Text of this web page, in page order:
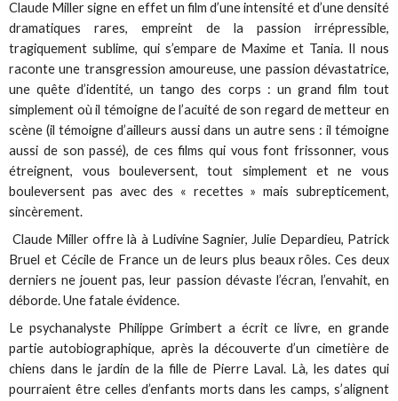
Claude Miller signe en effet un film d’une intensité et d’une densité
dramatiques rares, empreint de la passion irrépressible,
tragiquement sublime, qui s’empare de Maxime et Tania. Il nous
raconte une transgression amoureuse, une passion dévastatrice,
une quête d’identité, un tango des corps : un grand film tout
simplement où il témoigne de l’acuité de son regard de metteur en
scène (il témoigne d’ailleurs aussi dans un autre sens : il témoigne
aussi de son passé), de ces films qui vous font frissonner, vous
étreignent, vous bouleversent, tout simplement et ne vous
bouleversent pas avec des « recettes » mais subrepticement,
sincèrement.
Claude Miller offre là à Ludivine Sagnier, Julie Depardieu, Patrick
Bruel et Cécile de France un de leurs plus beaux rôles. Ces deux
derniers ne jouent pas, leur passion dévaste l’écran, l’envahit, en
déborde. Une fatale évidence.
Le psychanalyste Philippe Grimbert a écrit ce livre, en grande
partie autobiographique, après la découverte d’un cimetière de
chiens dans le jardin de la fille de Pierre Laval. Là, les dates qui
pourraient être celles d’enfants morts dans les camps, s’alignent